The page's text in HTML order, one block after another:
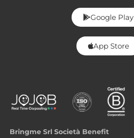
Google Play
App Store
Bringme Srl Società Benefit